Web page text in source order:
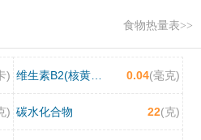
食物热量表>>
) 维生素B2(核黄素) 0.04(毫克)
) 碳水化合物 22(克)